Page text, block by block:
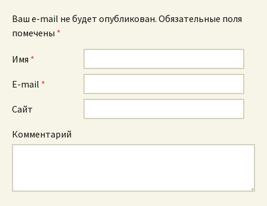
Ваш e-mail не будет опубликован. Обязательные поля
помечены *
Имя *
E-mail *
Сайт
Комментарий